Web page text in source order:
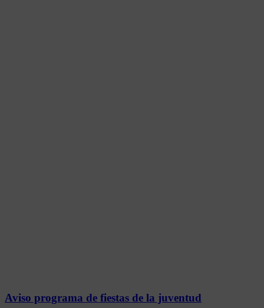
Aviso programa de fiestas de la juventud